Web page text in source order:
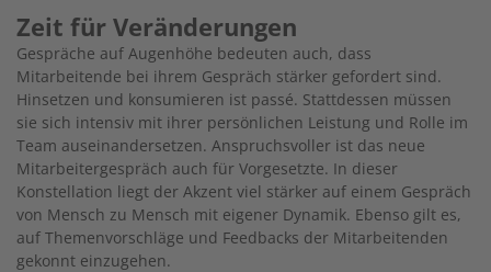
Zeit für Veränderungen
Gespräche auf Augenhöhe bedeuten auch, dass
Mitarbeitende bei ihrem Gespräch stärker gefordert sind.
Hinsetzen und konsumieren ist passé. Stattdessen müssen
sie sich intensiv mit ihrer persönlichen Leistung und Rolle im
Team auseinandersetzen. Anspruchsvoller ist das neue
Mitarbeitergespräch auch für Vorgesetzte. In dieser
Konstellation liegt der Akzent viel stärker auf einem Gespräch
von Mensch zu Mensch mit eigener Dynamik. Ebenso gilt es,
auf Themenvorschläge und Feedbacks der Mitarbeitenden
gekonnt einzugehen.